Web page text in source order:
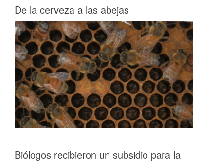
De la cerveza a las abejas
Biólogos recibieron un subsidio para la